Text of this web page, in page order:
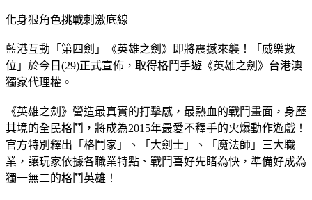
化身狠角色挑戰刺激底線
藍港互動「第四劍」《英雄之劍》即將震撼來襲！「威樂數
位」於今日(29)正式宣佈，取得格鬥手遊《英雄之劍》台港澳
獨家代理權。
《英雄之劍》營造最真實的打擊感，最熱血的戰鬥畫面，身歷
其境的全民格鬥，將成為2015年最愛不釋手的火爆動作遊戲！
官方特別釋出「格鬥家」、「大劍士」、「魔法師」三大職
業，讓玩家依據各職業特點、戰鬥喜好先睹為快，準備好成為
獨一無二的格鬥英雄！